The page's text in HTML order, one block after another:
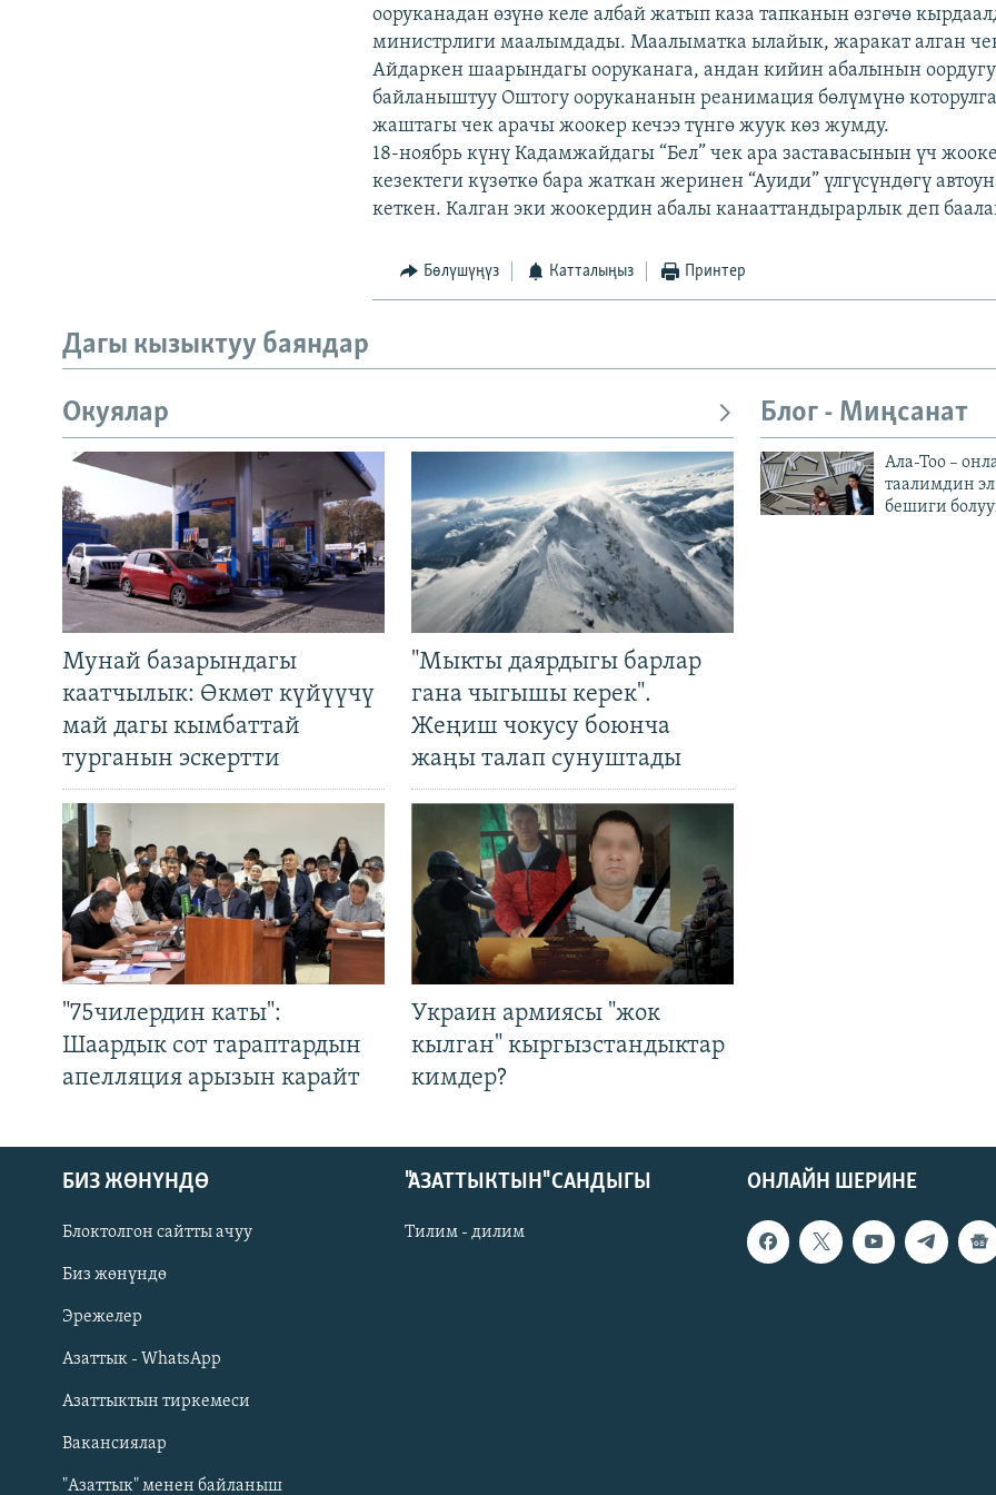
Русский
ОНЛАЙН ШЕРИНЕ
ооруканадан өзүнө келе албай жатып каза тапканын өзгөчө
министрлиги маалымдады. Маалыматка ылайык, жаракат алган
Айдаркен шаарындагы ооруканага, андан кийин абалынын
байланыштуу Оштогу оорукананын реанимация бөлүмүнө
жаштагы чек арачы жоокер кечээ түнгө жуук көз жумду.
18-ноябрь күнү Кадамжайдагы “Бел” чек ара заставасынын үч
кезектеги күзөткө бара жаткан жеринен “Ауиди” үлгүсүндөгү
кеткен. Калган эки жоокердин абалы канааттандырарлык деп
Бөлүшүңүз Катталыңыз Принтер
Дагы кызыктуу баяндар
Окуялар
Мунай базарындагы
каатчылык: Өкмөт күйүүчү
май дагы кымбаттай
турганын эскертти
"Мыкты даярдыгы барлар
гана чыгышы керек".
Жеңиш чокусу боюнча
жаңы талап сунуштады
"75чилердин каты":
Шаардык сот тараптардын
апелляция арызын карайт
Украин армиясы "жок
кылган" кыргызстандыктар
кимдер?
Блог - Миңсанат
Ала-Тоо –
таалимдин
бешиги
ОНЛАЙН ШЕРИНЕ
БИЗ ЖӨНҮНДӨ
Блоктолгон сайтты ачуу
Биз жөнүндө
Эрежелер
Азаттык - WhatsApp
Азаттыктын тиркемеси
Вакансиялар
"Азаттык" менен байланыш
"АЗАТТЫКТЫН" САНДЫГЫ
Тилим - дилим